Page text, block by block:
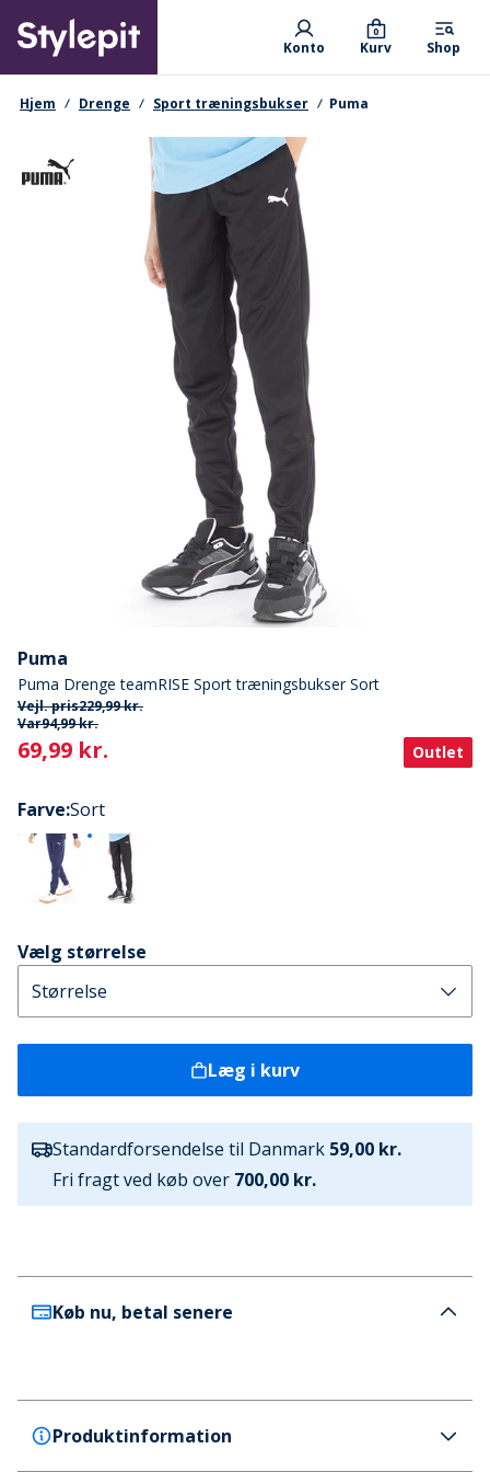
main
content
Primary departments
Konto Kurv
0
Shop
navigationssti
Hjem Drenge Sport træningsbukser Puma
Puma
Puma Drenge teamRISE Sport træningsbukser Sort
Vejl. pris229,99 kr.
Var94,99 kr.
Current
69,99 kr. Outlet
Farve:Sort
Vælg størrelse
Læg i kurv
Standardforsendelse til Danmark 59,00 kr.
Fri fragt ved køb over 700,00 kr.
Køb nu, betal senere
Produktinformation